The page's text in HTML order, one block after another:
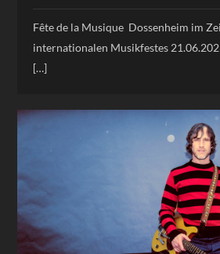
Fête de la Musique Dossenheim im
internationalen Musikfestes
[…]